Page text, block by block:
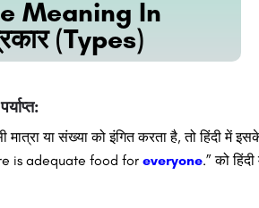
Meaning In
(Types)
पर्याप्त:
मात्रायासंख्याकोइंगितकरताहै,तोहिंदीमें
is adequate food for everyone.”कोहिंदी